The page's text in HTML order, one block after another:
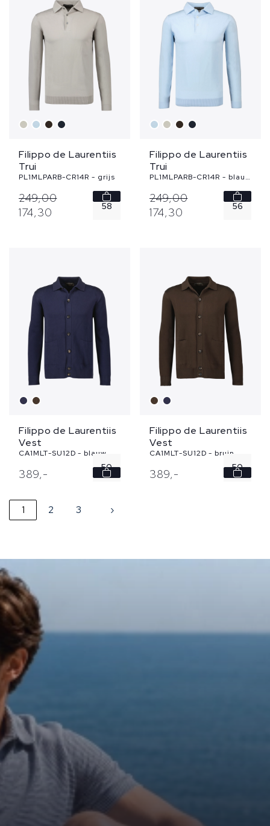
56
Filippo de Laurentiis
Trui
PL1MLPARB-CR14R - grijs
249,00
174,30 58
Filippo de Laurentiis
Trui
PL1MLPARB-CR14R - blauw
249,00
174,30 56
Filippo de Laurentiis
Vest
CA1MLT-SU12D - blauw
389,- 50
Filippo de Laurentiis
Vest
CA1MLT-SU12D - bruin
389,- 50
1 2 3 ›